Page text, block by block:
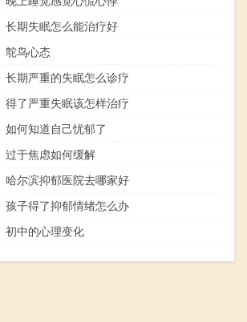
长期失眠怎么能治疗好
鸵鸟心态
长期严重的失眠怎么诊疗
得了严重失眠该怎样治疗
如何知道自己忧郁了
过于焦虑如何缓解
哈尔滨抑郁医院去哪家好
孩子得了抑郁情绪怎么办
初中的心理变化